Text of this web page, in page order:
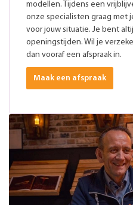
modellen. Tijdens een
onze specialisten graag met
voor jouw situatie. Je bent
openingstijden. Wil je
dan vooraf een afspraak in.
Maak een afspraak